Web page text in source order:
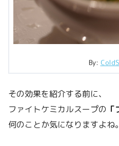
By:
その効果を紹介する前に、
ファイトケミカルスープの
何のことか気になりますよね。